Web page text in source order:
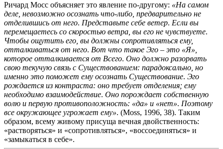
Ричард Мосс объясняет это явление по-другому: «На самом
деле, невозможно осознать что-либо, предварительно не
отделившись от него. Представьте себе ветер. Если вы
перемещаетесь со скоростью ветра, вы его не чувствуете.
Чтобы ощутить его, вы должны сопротивляться ему,
отталкиваться от него. Вот что такое Эго – это «Я»,
которое отталкивается от Всего. Оно должно разорвать
свою текучую связь с Существованием: парадоксально, но
именно это поможет ему осознать Существование. Эго
рождается из контраста: оно требует отделения; ему
необходимо взаимодействие. Оно порождает собственную
волю и первую противоположность: «да» и «нет». Поэтому
все окружающее угрожает ему». (Moss, 1996, 38). Таким
образом, всему живому присуща вечная двойственность:
«растворяться» и «сопротивляться», «воссоединяться» и
«замыкаться в себе».